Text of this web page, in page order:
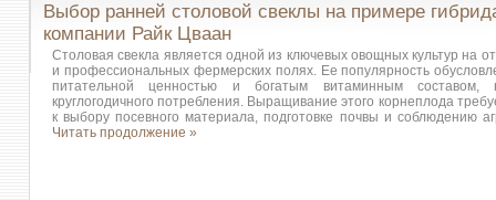
Выбор ранней столовой свеклы на примере
компании Райк Цваан
Столовая свекла является одной из ключевых овощных культур на
и профессиональных фермерских полях. Ее популярность
питательной ценностью и богатым витаминным
круглогодичного потребления. Выращивание этого корнеплода
к выбору посевного материала, подготовке почвы и соблюдению
Читать продолжение »